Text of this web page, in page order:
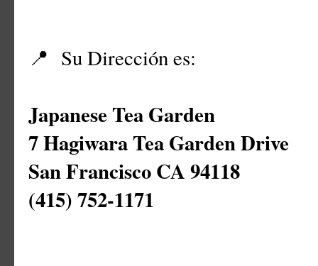
📍 Su Dirección es:
Japanese Tea Garden
7 Hagiwara Tea Garden Drive
San Francisco CA 94118
(415) 752-1171